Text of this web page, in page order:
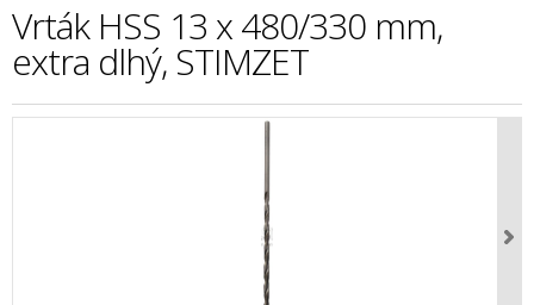
Vrták HSS 13 x 480/330 mm,
extra dlhý, STIMZET